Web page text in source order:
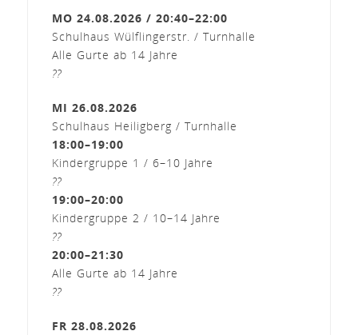
MO 24.08.2026 / 20:40–22:00
Schulhaus Wülflingerstr. / Turnhalle
Alle Gurte ab 14 Jahre
??
MI 26.08.2026
Schulhaus Heiligberg / Turnhalle
18:00–19:00
Kindergruppe 1 / 6–10 Jahre
??
19:00–20:00
Kindergruppe 2 / 10–14 Jahre
??
20:00–21:30
Alle Gurte ab 14 Jahre
??
FR 28.08.2026